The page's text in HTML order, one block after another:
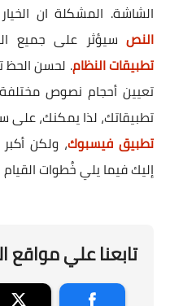
الشاشة. المشكلة ان
النص سيؤثر على جميع
تطبيقات النظام. لحسن الحظ
تعيين أحجام نصوص
تطبيقاتك، لذا يمكنك، على
تطبيق فيسبوك، ولكن
إليك فيما يلي خُطوات
تابعنا علي مواقع